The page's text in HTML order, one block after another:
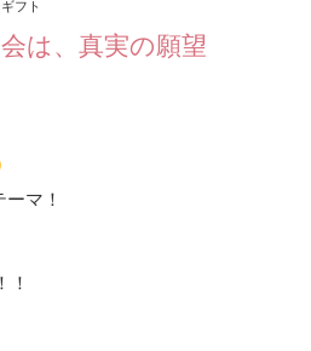
フト
は、真実の願望
マ！
！